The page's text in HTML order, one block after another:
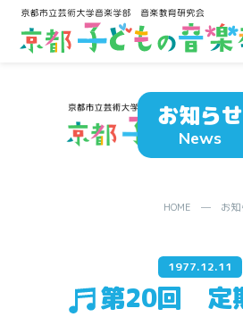
お知らせ
News
HOME ─ お知
1977.12.11
第20回 定